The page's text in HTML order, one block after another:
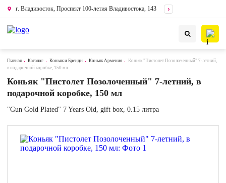
г. Владивосток, Проспект 100-летия Владивостока, 143
Главная Каталог Коньяк и Бренди Коньяк Армения
Коньяк "Пистолет Позолоченный" 7-летний,
в подарочной коробке, 150 мл
Коньяк "Пистолет Позолоченный" 7-летний, в
подарочной коробке, 150 мл
"Gun Gold Plated" 7 Years Old, gift box, 0.15 литра